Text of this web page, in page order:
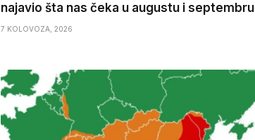
najavio šta nas čeka u augustu i septembru
7 KOLOVOZA, 2026